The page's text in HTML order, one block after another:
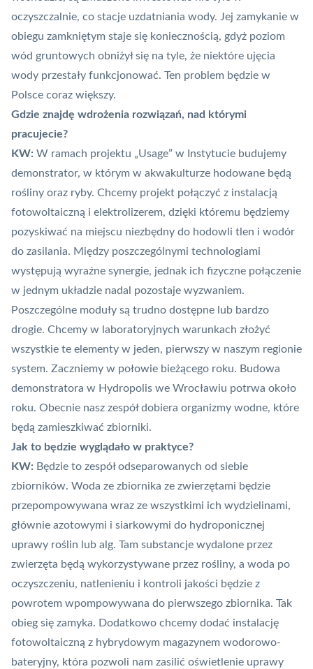
oczyszczalnie, co stacje uzdatniania wody. Jej zamykanie w
obiegu zamkniętym staje się koniecznością, gdyż poziom
wód gruntowych obniżył się na tyle, że niektóre ujęcia
wody przestały funkcjonować. Ten problem będzie w
Polsce coraz większy.
Gdzie znajdę wdrożenia rozwiązań, nad którymi
pracujecie?
KW: W ramach projektu „Usage” w Instytucie budujemy
demonstrator, w którym w akwakulturze hodowane będą
rośliny oraz ryby. Chcemy projekt połączyć z instalacją
fotowoltaiczną i elektrolizerem, dzięki któremu będziemy
pozyskiwać na miejscu niezbędny do hodowli tlen i wodór
do zasilania. Między poszczególnymi technologiami
występują wyraźne synergie, jednak ich fizyczne połączenie
w jednym układzie nadal pozostaje wyzwaniem.
Poszczególne moduły są trudno dostępne lub bardzo
drogie. Chcemy w laboratoryjnych warunkach złożyć
wszystkie te elementy w jeden, pierwszy w naszym regionie
system. Zaczniemy w połowie bieżącego roku. Budowa
demonstratora w Hydropolis we Wrocławiu potrwa około
roku. Obecnie nasz zespół dobiera organizmy wodne, które
będą zamieszkiwać zbiorniki.
Jak to będzie wyglądało w praktyce?
KW: Będzie to zespół odseparowanych od siebie
zbiorników. Woda ze zbiornika ze zwierzętami będzie
przepompowywana wraz ze wszystkimi ich wydzielinami,
głównie azotowymi i siarkowymi do hydroponicznej
uprawy roślin lub alg. Tam substancje wydalone przez
zwierzęta będą wykorzystywane przez rośliny, a woda po
oczyszczeniu, natlenieniu i kontroli jakości będzie z
powrotem wpompowywana do pierwszego zbiornika. Tak
obieg się zamyka. Dodatkowo chcemy dodać instalację
fotowoltaiczną z hybrydowym magazynem wodorowo-
bateryjny, która pozwoli nam zasilić oświetlenie uprawy